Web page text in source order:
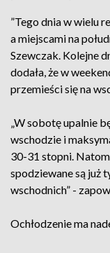
”Tego dnia w wielu
a miejscami na
Szewczak. Kolejne
dodała, że w
przemieści się na
„W sobotę upalnie
wschodzie i
30-31 stopni.
spodziewane są już
wschodnich” -
Ochłodzenie ma